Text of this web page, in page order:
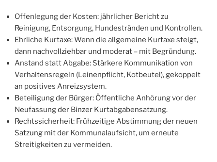
Offenlegung der Kosten: jährlicher Bericht zu
Reinigung, Entsorgung, Hundestränden und Kontrollen.
Ehrliche Kurtaxe: Wenn die allgemeine Kurtaxe steigt,
dann nachvollziehbar und moderat – mit Begründung.
Anstand statt Abgabe: Stärkere Kommunikation von
Verhaltensregeln (Leinenpflicht, Kotbeutel), gekoppelt
an positives Anreizsystem.
Beteiligung der Bürger: Öffentliche Anhörung vor der
Neufassung der Binzer Kurtabgabensatzung.
Rechtssicherheit: Frühzeitige Abstimmung der neuen
Satzung mit der Kommunalaufsicht, um erneute
Streitigkeiten zu vermeiden.